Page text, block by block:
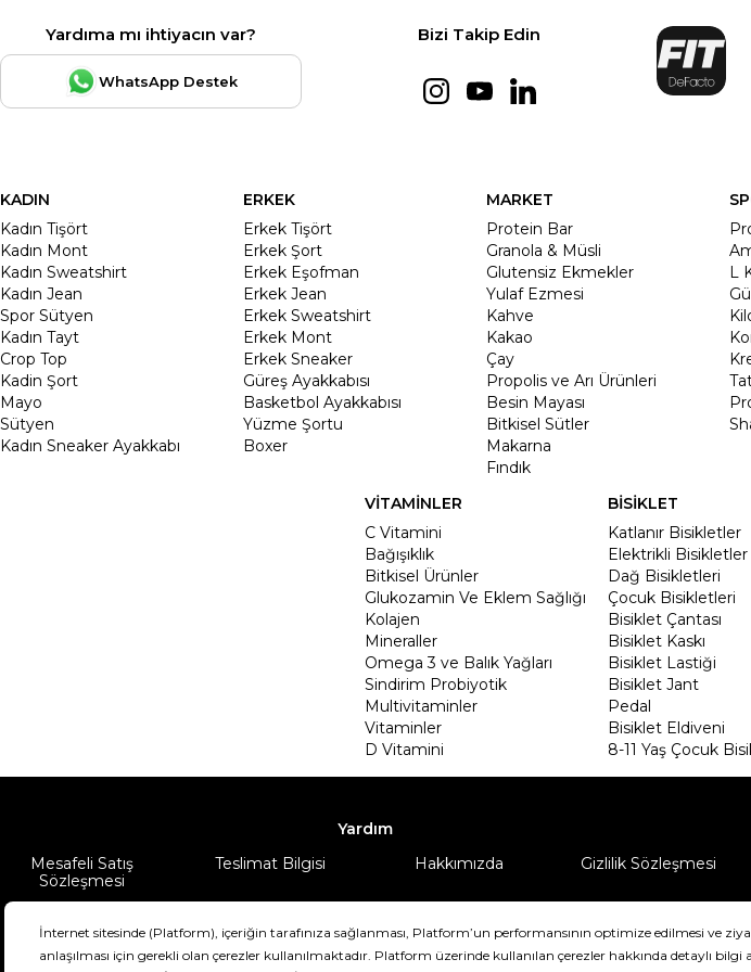
Yardıma mı ihtiyacın var?
WhatsApp Destek
Bizi Takip Edin
KADIN
Kadın Tişört
Kadın Mont
Kadın Sweatshirt
Kadın Jean
Spor Sütyen
Kadın Tayt
Crop Top
Kadin Şort
Mayo
Sütyen
Kadın Sneaker Ayakkabı
ERKEK
Erkek Tişört
Erkek Şort
Erkek Eşofman
Erkek Jean
Erkek Sweatshirt
Erkek Mont
Erkek Sneaker
Güreş Ayakkabısı
Basketbol Ayakkabısı
Yüzme Şortu
Boxer
MARKET
Protein Bar
Granola & Müsli
Glutensiz Ekmekler
Yulaf Ezmesi
Kahve
Kakao
Çay
Propolis ve Arı Ürünleri
Besin Mayası
Bitkisel Sütler
Makarna
Fındık
L
VİTAMİNLER
C Vitamini
Bağışıklık
Bitkisel Ürünler
Glukozamin Ve Eklem Sağlığı
Kolajen
Mineraller
Omega 3 ve Balık Yağları
Sindirim Probiyotik
Multivitaminler
Vitaminler
D Vitamini
BİSİKLET
Katlanır Bisikletler
Elektrikli Bisikletler
Dağ Bisikletleri
Çocuk Bisikletleri
Bisiklet Çantası
Bisiklet Kaskı
Bisiklet Lastiği
Bisiklet Jant
Pedal
Bisiklet Eldiveni
8-11 Yaş Çocuk
Yardım
Mesafeli Satış
Sözleşmesi
Teslimat Bilgisi Hakkımızda Gizlilik Sözleşmesi